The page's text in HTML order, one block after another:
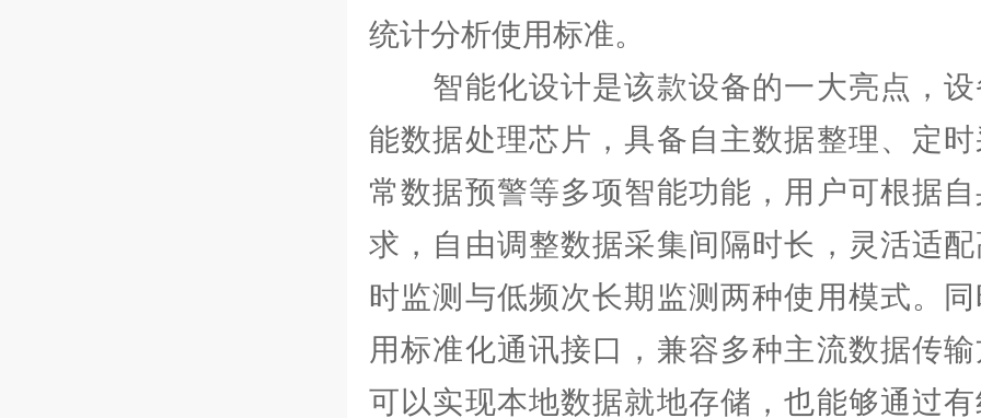
统计分析使用标准。
智能化设计是该款设备的一大亮点，设
能数据处理芯片，具备自主数据整理、定
常数据预警等多项智能功能，用户可根据
求，自由调整数据采集间隔时长，灵活适
时监测与低频次长期监测两种使用模式。
用标准化通讯接口，兼容多种主流数据传
可以实现本地数据就地存储，也能够通过